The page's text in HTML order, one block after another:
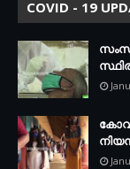
COVID - 19